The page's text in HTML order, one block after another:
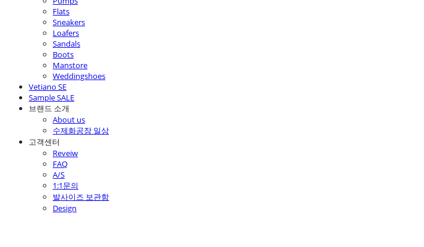
Flats
Sneakers
Loafers
Sandals
Boots
Manstore
Weddingshoes
Vetiano SE
Sample SALE
브랜드 소개
About us
수제화공장 일상
고객센터
Reveiw
FAQ
A/S
1:1문의
발사이즈 보관함
Design